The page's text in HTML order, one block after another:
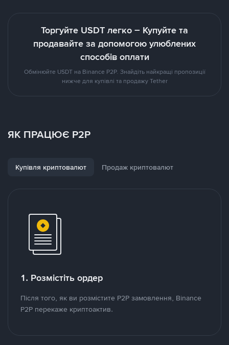
Торгуйте USDT легко – Купуйте та
продавайте за допомогою улюблених
способів оплати
Обмінюйте USDT на Binance P2P. Знайдіть найкращі пропозиції
нижче для купівлі та продажу Tether
ЯК ПРАЦЮЄ P2P
Купівля криптовалют Продаж криптовалют
1. Розмістіть ордер
Після того, як ви розмістите P2P замовлення, Binance
P2P перекаже криптоактив.